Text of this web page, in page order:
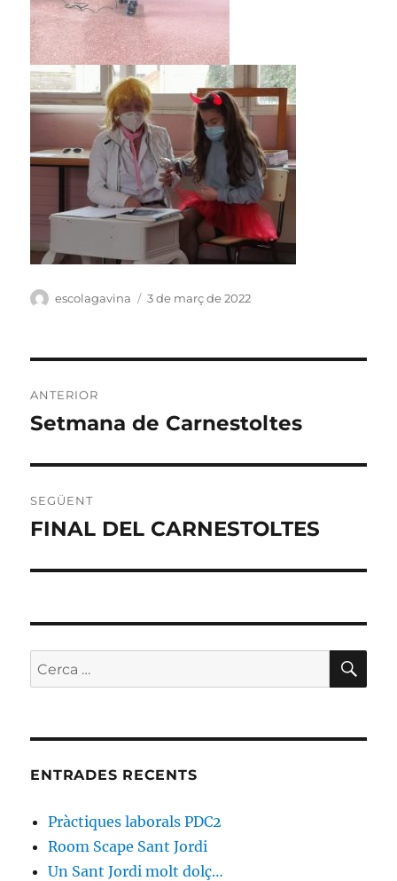
Autor
escolagavina
Publicat
3 de març de 2022
d'entrades
ANTERIOR
Entrada
Setmana de Carnestoltes
SEGÜENT
Entrada
FINAL DEL CARNESTOLTES
Cerca:
ENTRADES RECENTS
Pràctiques laborals PDC2
Room Scape Sant Jordi
Un Sant Jordi molt dolç…